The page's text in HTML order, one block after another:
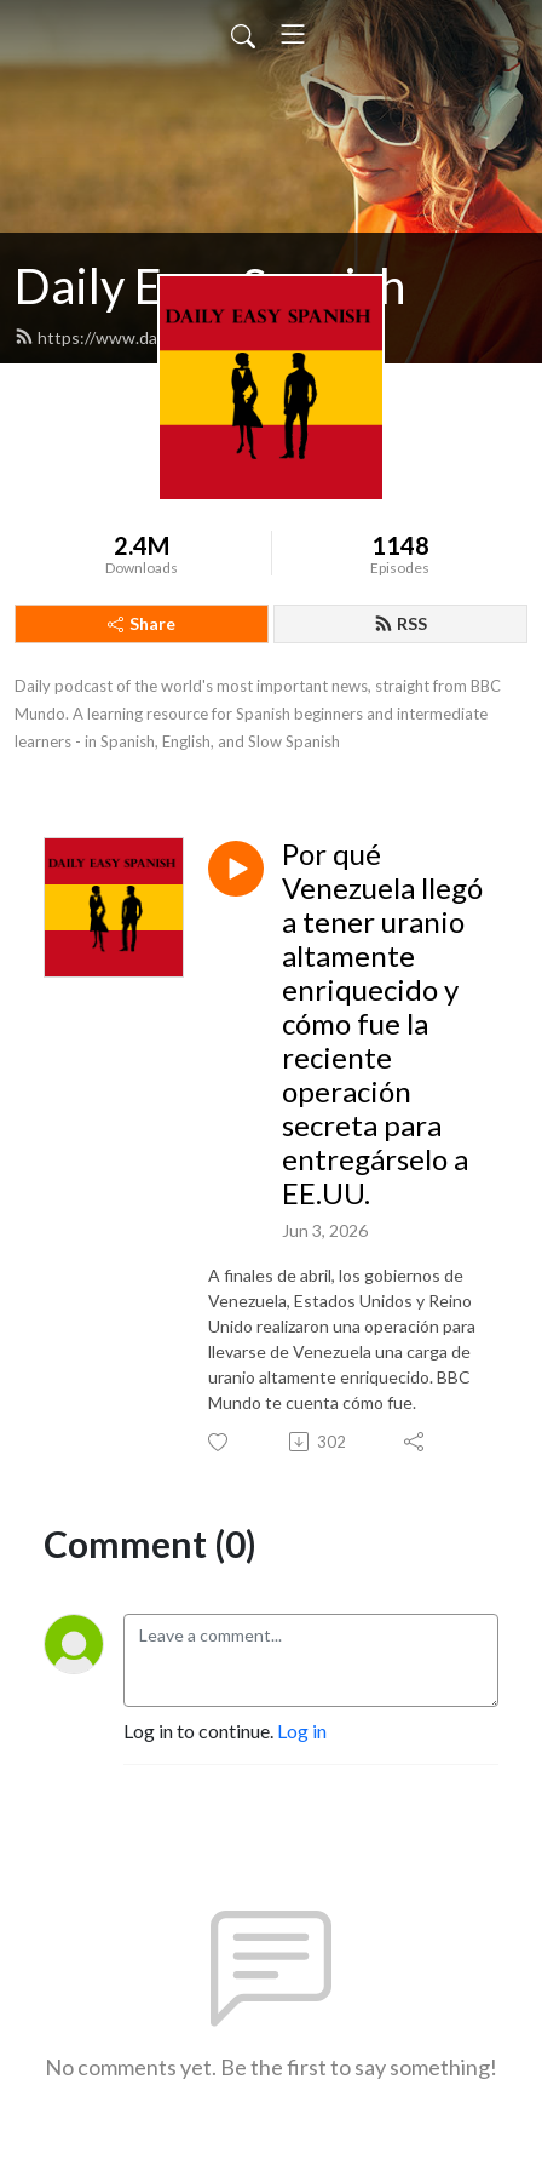
Daily Easy Spanish
https://www.dailyeasyspanish.com/feed.xml
2.4M
Downloads
1148
Episodes
Share RSS
Daily podcast of the world's most important news, straight from BBC
Mundo. A learning resource for Spanish beginners and intermediate
learners - in Spanish, English, and Slow Spanish
Por qué
Venezuela llegó
a tener uranio
altamente
enriquecido y
cómo fue la
reciente
operación
secreta para
entregárselo a
EE.UU.
Jun 3, 2026
A finales de abril, los gobiernos de
Venezuela, Estados Unidos y Reino
Unido realizaron una operación para
llevarse de Venezuela una carga de
uranio altamente enriquecido. BBC
Mundo te cuenta cómo fue.
302
Comment (0)
Log in to continue. Log in
No comments yet. Be the first to say something!